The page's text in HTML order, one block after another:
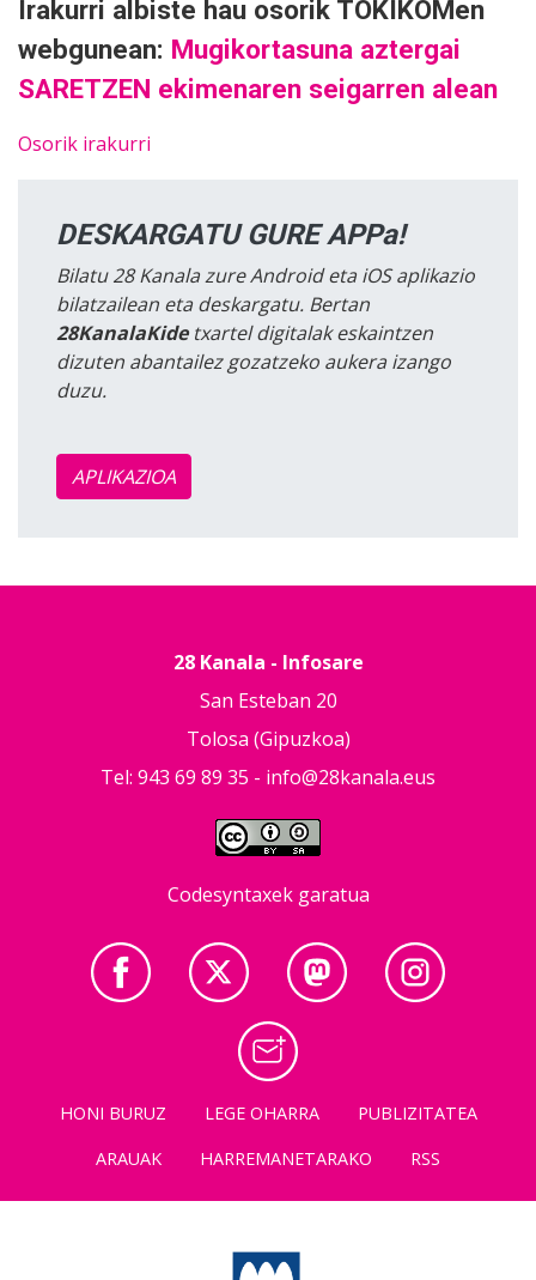
Irakurri albiste hau osorik TOKIKOMen
webgunean: Mugikortasuna aztergai
SARETZEN ekimenaren seigarren alean
Osorik irakurri
DESKARGATU GURE APPa!
Bilatu 28 Kanala zure Android eta iOS aplikazio
bilatzailean eta deskargatu. Bertan
28KanalaKidetxartel digitalak eskaintzen
dizuten abantailez gozatzeko aukera izango
duzu.
APLIKAZIOA
28 Kanala - Infosare
San Esteban 20
Tolosa (Gipuzkoa)
Tel: 943 69 89 35 - info@28kanala.eus
Codesyntaxek garatua
HONI BURUZ LEGE OHARRA
PUBLIZITATEA
ARAUAK
HARREMANETARAKO RSS